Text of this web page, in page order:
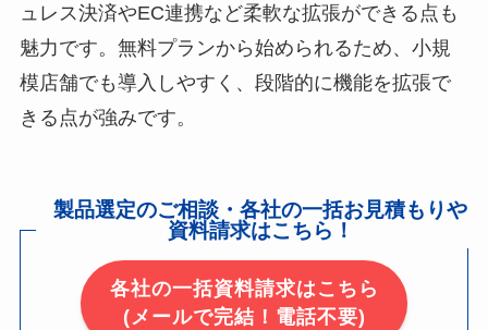
ュレス決済やEC連携など柔軟な拡張ができる点も
魅力です。無料プランから始められるため、小規
模店舗でも導入しやすく、段階的に機能を拡張で
きる点が強みです。
製品選定のご相談・各社の一括お見積もりや
資料請求はこちら！
各社の一括資料請求はこちら
(メールで完結！電話不要)